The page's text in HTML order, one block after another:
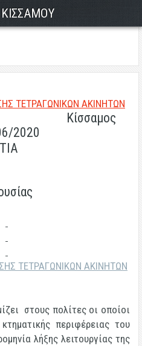
ΤΕΤΡΑΓΩΝΙΚΩΝ ΑΚΙΝΗΤΩΝ
Κίσσαμος
2020
ΤΕΤΡΑΓΩΝΙΚΩΝ ΑΚΙΝΗΤΩΝ
στους πολίτες οι οποίοι
περιφέρειας του
λήξης λειτουργίας της